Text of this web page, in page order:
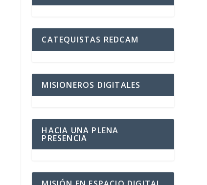
CATEQUISTAS REDCAM
MISIONEROS DIGITALES
HACIA UNA PLENA
PRESENCIA